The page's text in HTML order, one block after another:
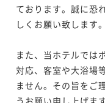
ております。誠に恐
しくお願い致します。
また、当ホテルでは
対応、客室や大浴場
ません。その旨をご
うお願い申し上げます